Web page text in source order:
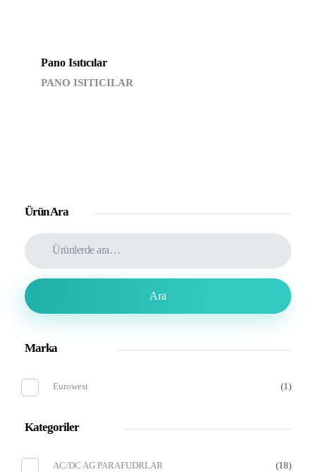
Pano Isıtıcılar
PANO ISITICILAR
Ürün Ara
Ara
Marka
Eurowest (1)
Kategoriler
AC/DC AG PARAFUDRLAR (18)